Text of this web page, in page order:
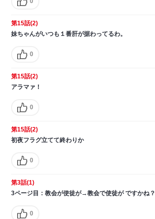
第15話(2)
妹ちゃんがいつも１番肝が据わってるわ。
0
第15話(2)
アラマァ！
0
第15話(2)
初夜フラグ立てて終わりか
0
第3話(1)
3ページ目：教会が使徒が→教会で使徒が ですかね？
0